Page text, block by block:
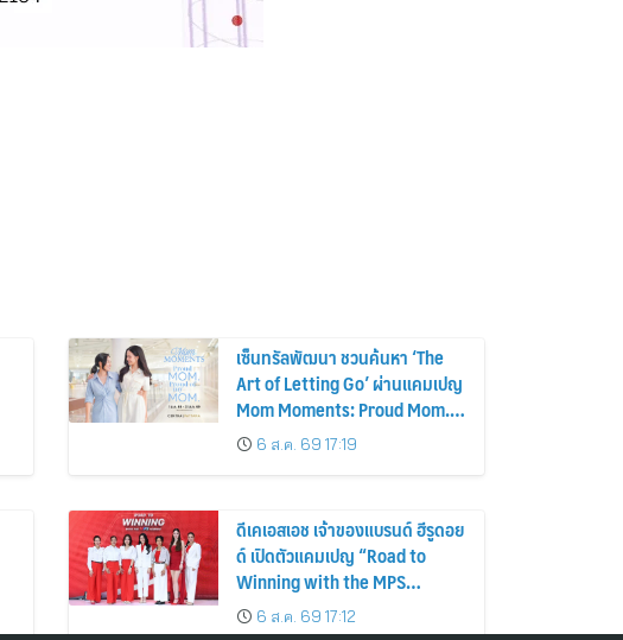
เซ็นทรัลพัฒนา ชวนค้นหา ‘The
Art of Letting Go’ ผ่านแคมเปญ
Mom Moments: Proud Mom.
Proud of My Mom.
6 ส.ค. 69 17:19
ดีเคเอสเอช เจ้าของแบรนด์ ฮีรูดอย
ด์ เปิดตัวแคมเปญ “Road to
Winning with the MPS
Science”
6 ส.ค. 69 17:12